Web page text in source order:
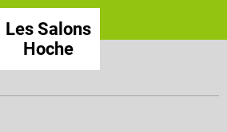
Les Salons
Hoche